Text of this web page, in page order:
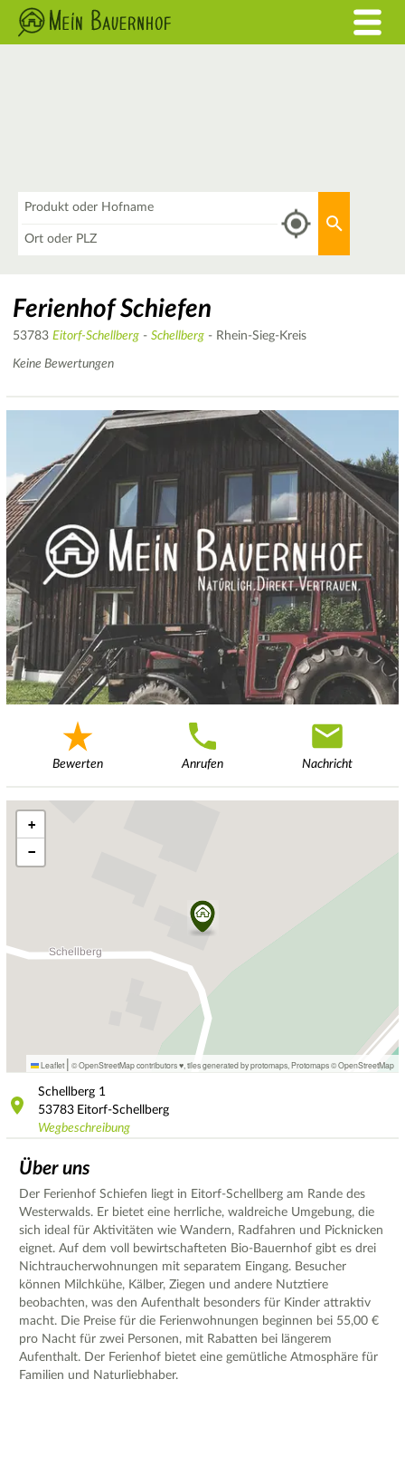
Ferienhof Schiefen
53783 Eitorf-Schellberg - Schellberg - Rhein-Sieg-Kreis
Keine Bewertungen
Bewerten Anrufen Nachricht
+
−
Leaflet | © OpenStreetMap contributors ♥, tiles generated by protomaps Protomaps©OpenStreetMap
Schellberg 1
53783 Eitorf-Schellberg
Wegbeschreibung
Über uns
Der Ferienhof Schiefen liegt in Eitorf-Schellberg am Rande des
Westerwalds. Er bietet eine herrliche, waldreiche Umgebung, die
sich ideal für Aktivitäten wie Wandern, Radfahren und Picknicken
eignet. Auf dem voll bewirtschafteten Bio-Bauernhof gibt es drei
Nichtraucherwohnungen mit separatem Eingang. Besucher
können Milchkühe, Kälber, Ziegen und andere Nutztiere
beobachten, was den Aufenthalt besonders für Kinder attraktiv
macht. Die Preise für die Ferienwohnungen beginnen bei 55,00 €
pro Nacht für zwei Personen, mit Rabatten bei längerem
Aufenthalt. Der Ferienhof bietet eine gemütliche Atmosphäre für
Familien und Naturliebhaber.